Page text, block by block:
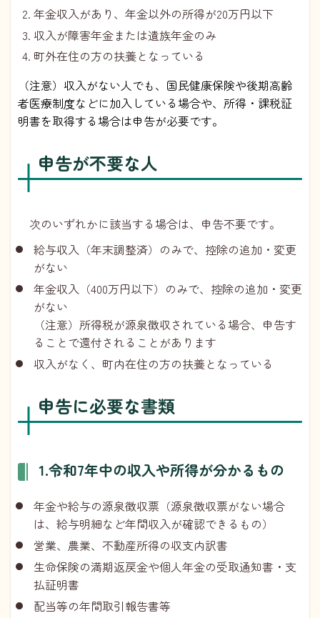
年金収入があり、年金以外の所得が20万円以下
収入が障害年金または遺族年金のみ
町外在住の方の扶養となっている
（注意）収入がない人でも、国民健康保険や後期高齢
者医療制度などに加入している場合や、所得・課税証
明書を取得する場合は申告が必要です。
申告が不要な人
次のいずれかに該当する場合は、申告不要です。
給与収入（年末調整済）のみで、控除の追加・変更
がない
年金収入（400万円以下）のみで、控除の追加・変更
がない
（注意）所得税が源泉徴収されている場合、申告す
ることで還付されることがあります
収入がなく、町内在住の方の扶養となっている
申告に必要な書類
1.令和7年中の収入や所得が分かるもの
年金や給与の源泉徴収票（源泉徴収票がない場合
は、給与明細など年間収入が確認できるもの）
営業、農業、不動産所得の収支内訳書
生命保険の満期返戻金や個人年金の受取通知書・支
払証明書
配当等の年間取引報告書等